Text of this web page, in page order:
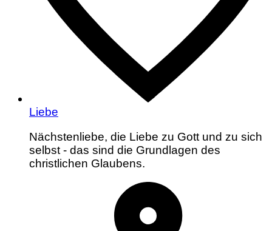
Liebe
Nächstenliebe, die Liebe zu Gott und zu sich
selbst - das sind die Grundlagen des
christlichen Glaubens.